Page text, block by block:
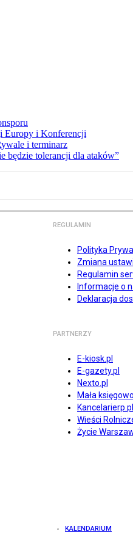
Europy i Konferencji
i terminarz
będzie tolerancji dla ataków”
REGULAMIN
Polityka
Zmiana
Regulamin
Informacje o
Deklaracja
PARTNERZY
E-kiosk.pl
E-gazety.pl
Nexto.pl
Mała
Kancelarierp.pl
Wieści
Życie
KALENDARIUM